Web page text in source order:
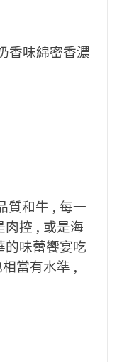
香味綿密香濃
質和牛 , 每一
肉控 , 或是海
的味蕾饗宴吃
當有水準 ,